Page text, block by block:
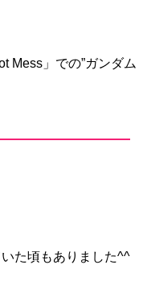
Mess」での”ガンダム
た頃もありました^^